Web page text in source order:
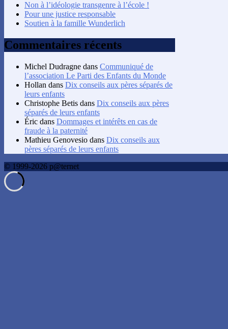
Non à l’idéologie transgenre à l’école !
Pour une justice responsable
Soutien à la famille Wunderlich
Commentaires récents
Michel Dudragne dans Communiqué de
l’association Le Parti des Enfants du Monde
Hollan dans Dix conseils aux pères séparés de
leurs enfants
Christophe Betis dans Dix conseils aux pères
séparés de leurs enfants
Éric dans Dommages et intérêts en cas de
fraude à la paternité
Mathieu Genovesio dans Dix conseils aux
pères séparés de leurs enfants
© 1999-2026 p@ternet